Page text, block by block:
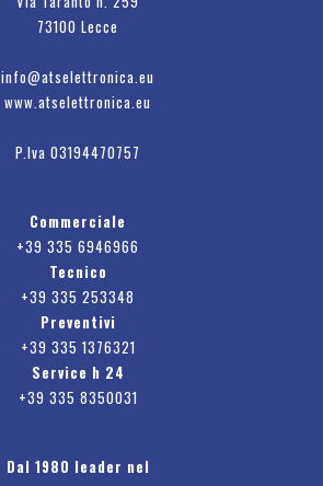
73100 Lecce
info@atselettronica.eu
www.atselettronica.eu
P.Iva 03194470757
Commerciale
+39 335 6946966
Tecnico
+39 335 253348
Preventivi
+39 335 1376321
Service h 24
+39 335 8350031
Dal 1980 leader nel